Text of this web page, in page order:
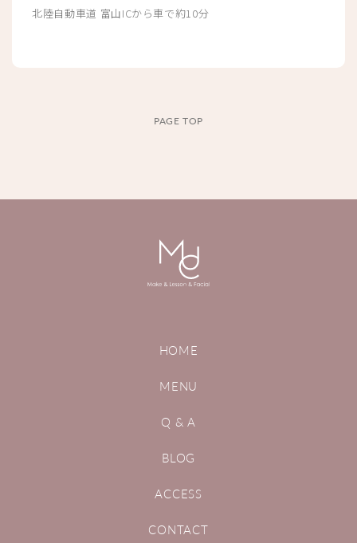
北陸自動車道 富山ICから車で約10分
PAGE TOP
HOME
MENU
Q & A
BLOG
ACCESS
CONTACT